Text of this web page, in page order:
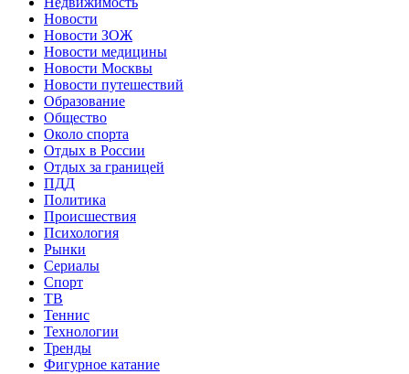
Новости
Новости ЗОЖ
Новости медицины
Новости Москвы
Новости путешествий
Образование
Общество
Около спорта
Отдых в России
Отдых за границей
ПДД
Политика
Происшествия
Психология
Рынки
Сериалы
Спорт
ТВ
Теннис
Технологии
Тренды
Фигурное катание